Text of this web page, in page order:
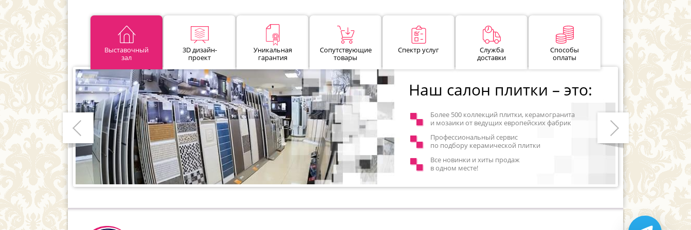
Выставочный
зал
3D дизайн-
проект
Уникальная
гарантия
Сопутствующие
товары
Спектр услуг
Служба
доставки
Способы
оплаты
Наш салон плитки – это:
Более 500 коллекций плитки, керамогранита
и мозаики от ведущих европейских фабрик
Профессиональный сервис
по подбору керамической плитки
Все новинки и хиты продаж
в одном месте!
Предыдущий
Следующий